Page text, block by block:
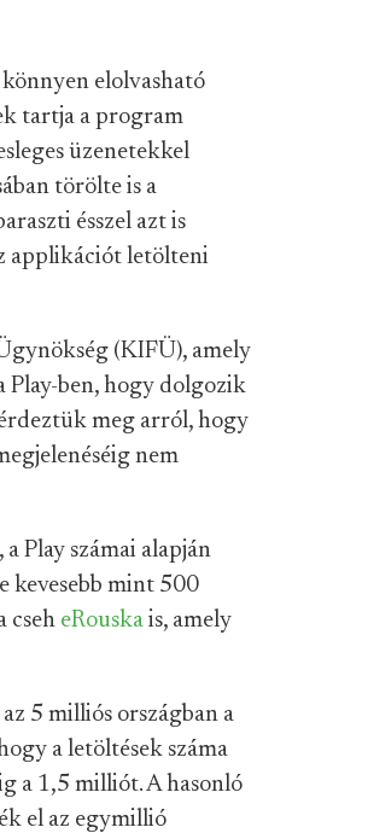
elolvasható
tartja a program
üzenetekkel
törölte is a
ésszel azt is
applikációt letölteni
(KIFÜ), amely
Play-ben, hogy dolgozik
meg arról, hogy
nem
Play számai alapján
kevesebb mint 500
cseh eRouska is, amely
5 milliós országban a
a letöltések száma
a 1,5 milliót. A hasonló
el az egymillió